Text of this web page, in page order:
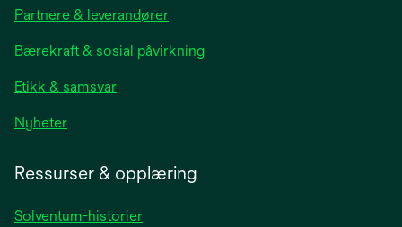
a
new
Partnere & leverandører
Bærekraft & sosial påvirkning
Etikk & samsvar
Nyheteropens
Ressurser & opplæring
Solventum-historier